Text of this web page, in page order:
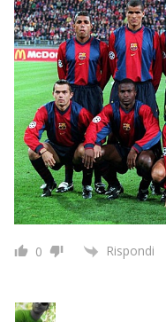
0 Rispondi